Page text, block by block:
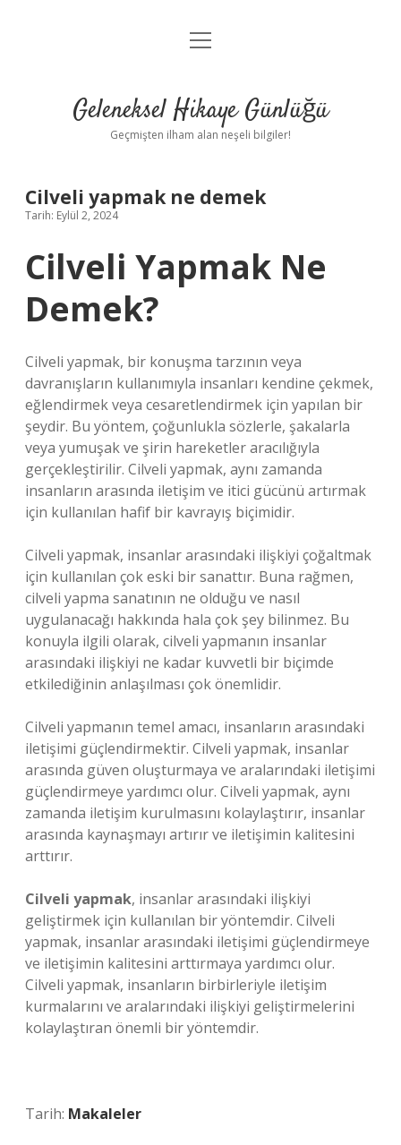
Anasayfa
Yasal Uyarı
menüyü
Geleneksel Hikaye Günlüğü
Geçmişten ilham alan neşeli bilgiler!
Cilveli yapmak ne demek
Tarih: Eylül 2, 2024
Cilveli Yapmak Ne
Demek?
Cilveli yapmak, bir konuşma tarzının veya
davranışların kullanımıyla insanları kendine çekmek,
eğlendirmek veya cesaretlendirmek için yapılan bir
şeydir. Bu yöntem, çoğunlukla sözlerle, şakalarla
veya yumuşak ve şirin hareketler aracılığıyla
gerçekleştirilir. Cilveli yapmak, aynı zamanda
insanların arasında iletişim ve itici gücünü artırmak
için kullanılan hafif bir kavrayış biçimidir.
Cilveli yapmak, insanlar arasındaki ilişkiyi çoğaltmak
için kullanılan çok eski bir sanattır. Buna rağmen,
cilveli yapma sanatının ne olduğu ve nasıl
uygulanacağı hakkında hala çok şey bilinmez. Bu
konuyla ilgili olarak, cilveli yapmanın insanlar
arasındaki ilişkiyi ne kadar kuvvetli bir biçimde
etkilediğinin anlaşılması çok önemlidir.
Cilveli yapmanın temel amacı, insanların arasındaki
iletişimi güçlendirmektir. Cilveli yapmak, insanlar
arasında güven oluşturmaya ve aralarındaki iletişimi
güçlendirmeye yardımcı olur. Cilveli yapmak, aynı
zamanda iletişim kurulmasını kolaylaştırır, insanlar
arasında kaynaşmayı artırır ve iletişimin kalitesini
arttırır.
Cilveli yapmak, insanlar arasındaki ilişkiyi
geliştirmek için kullanılan bir yöntemdir. Cilveli
yapmak, insanlar arasındaki iletişimi güçlendirmeye
ve iletişimin kalitesini arttırmaya yardımcı olur.
Cilveli yapmak, insanların birbirleriyle iletişim
kurmalarını ve aralarındaki ilişkiyi geliştirmelerini
kolaylaştıran önemli bir yöntemdir.
Tarih: Makaleler